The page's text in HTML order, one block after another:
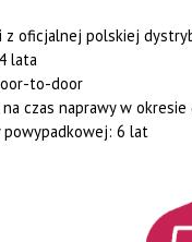
z oficjalnej polskiej
lata
to-door
czas naprawy w okresie
powypadkowej: 6 lat